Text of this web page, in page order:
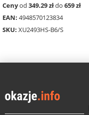
Cenyod 349.29 złdo 659 zł
EAN: 4948570123834
SKU: XU2493HS-B6/S